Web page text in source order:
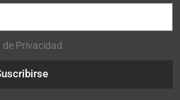
Privacidad.